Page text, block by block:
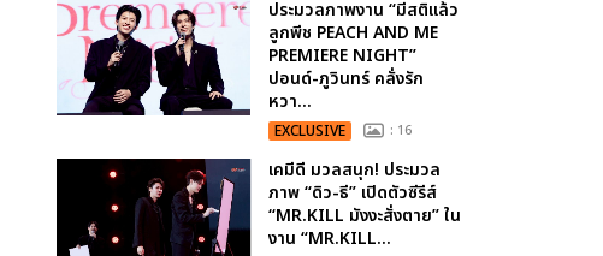
ประมวลภาพงาน “มีสติแล้ว
ลูกพีช PEACH AND ME
PREMIERE NIGHT”
ปอนด์-ภูวินทร์ คลั่งรัก
หวา...
EXCLUSIVE : 16
เคมีดี มวลสนุก! ประมวล
ภาพ “ดิว-ธี” เปิดตัวซีรีส์
“MR.KILL มังงะสั่งตาย” ใน
งาน “MR.KILL...